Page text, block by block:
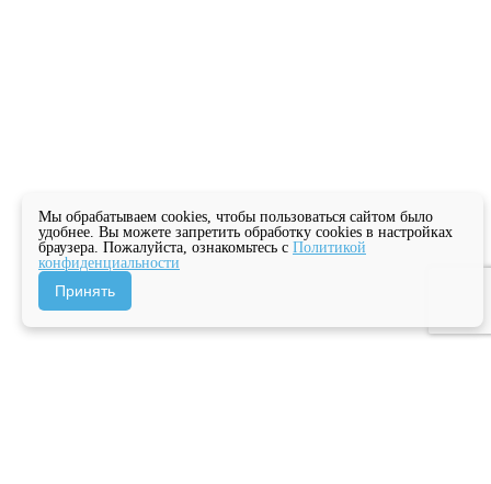
Мы обрабатываем cookies, чтобы пользоваться сайтом было
удобнее. Вы можете запретить обработку cookies в настройках
браузера. Пожалуйста, ознакомьтесь с Политикой
конфиденциальности
Принять